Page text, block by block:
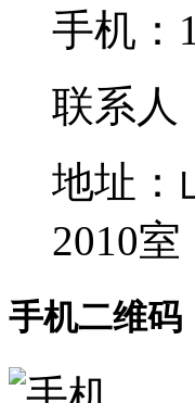
手机：
联系人
地址：
2010室
手机二维码